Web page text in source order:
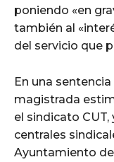
poniendo «en
también al
del servicio que
En una
magistrada
el sindicato
centrales
Ayuntamiento